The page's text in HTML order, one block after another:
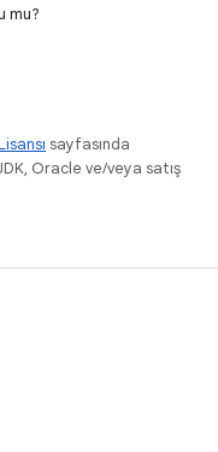
mu?
sayfasında
Oracle ve/veya satış